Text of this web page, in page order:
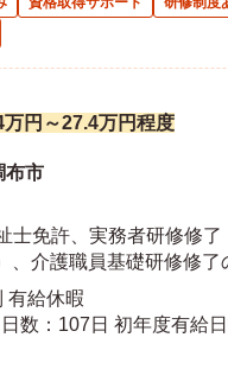
万円～27.4万円程度
布市
士免許、実務者研修修了
、介護職員基礎研修修了
有給休暇
初年度有給日数：10日 最